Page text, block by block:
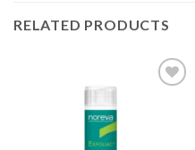
RELATED PRODUCTS